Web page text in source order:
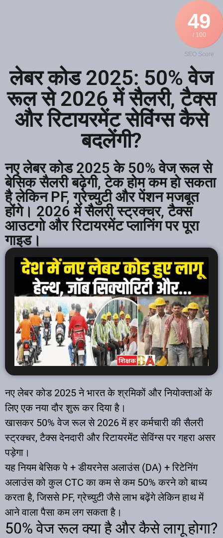
49
/ 100
SEO Score
लेबर कोड 2025: 50% वेज
रूल से 2026 में सैलरी, टैक्स
और रिटायरमेंट सेविंग्स कैसे
बदलेंगी?
नए लेबर कोड 2025 के 50% वेज रूल से
बेसिक सैलरी बढ़ेगी, टेक होम कम हो सकता
है लेकिन PF, ग्रेच्युटी और पेंशन मजबूत
होंगे। 2026 में सैलरी स्ट्रक्चर, टैक्स
आउटगो और रिटायरमेंट प्लानिंग पर पूरा
गाइड। ​
नए लेबर कोड 2025 ने भारत के श्रमिकों और नियोक्ताओं के
लिए एक नया दौर शुरू कर दिया है।
खासकर 50% वेज रूल से 2026 में हर कर्मचारी की सैलरी
स्ट्रक्चर, टैक्स देनदारी और रिटायरमेंट सेविंग्स पर गहरा असर
पड़ेगा।
यह नियम बेसिक पे + डीयरनेस अलाउंस (DA) + रिटेनिंग
अलाउंस को कुल CTC का कम से कम 50% करने को बाध्य
करता है, जिससे PF, ग्रेच्युटी जैसे लाभ बढ़ेंगे लेकिन हाथ में
आने वाला पैसा कम लग सकता है।
50% वेज रूल क्या है और कैसे लागू होगा?